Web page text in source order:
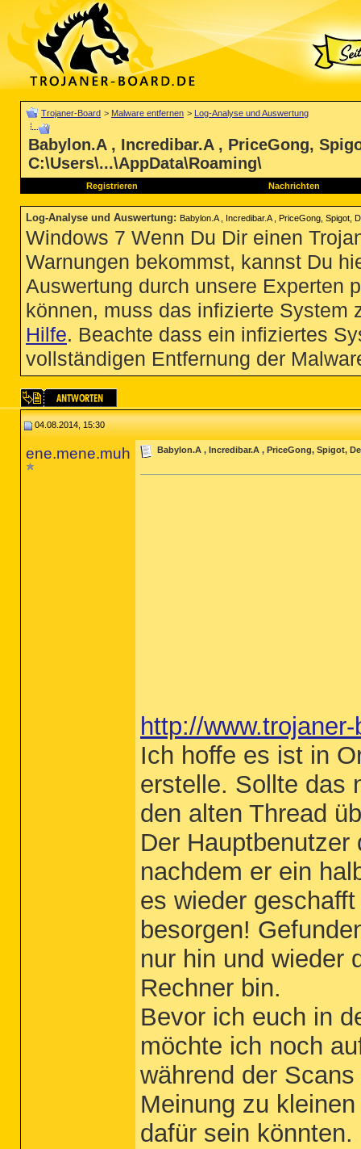
Trojaner-Board > Malware entfernen > Log-Analyse und Auswertung
Babylon.A , Incredibar.A , PriceGong,
C:\Users\...\AppData\Roaming\
Registrieren Nachrichten
Log-Analyse und Auswertung: Babylon.A , Incredibar.A , PriceGong, Spigot,
Windows 7 Wenn Du Dir einen
Warnungen bekommst, kannst Du
Auswertung durch unsere Experten
können, muss das infizierte System
Hilfe. Beachte dass ein infiziertes
vollständigen Entfernung der
04.08.2014, 15:30
ene.mene.muh Babylon.A , Incredibar.A , PriceGong, Spigot,
http://
Ich hoffe es ist in
erstelle. Sollte das
den alten Thread
Der
nachdem er ein
es wieder
besorgen!
nur hin und wieder
Rechner bin.
Bevor ich euch in
möchte ich noch
während der
Meinung zu
dafür sein könnten.